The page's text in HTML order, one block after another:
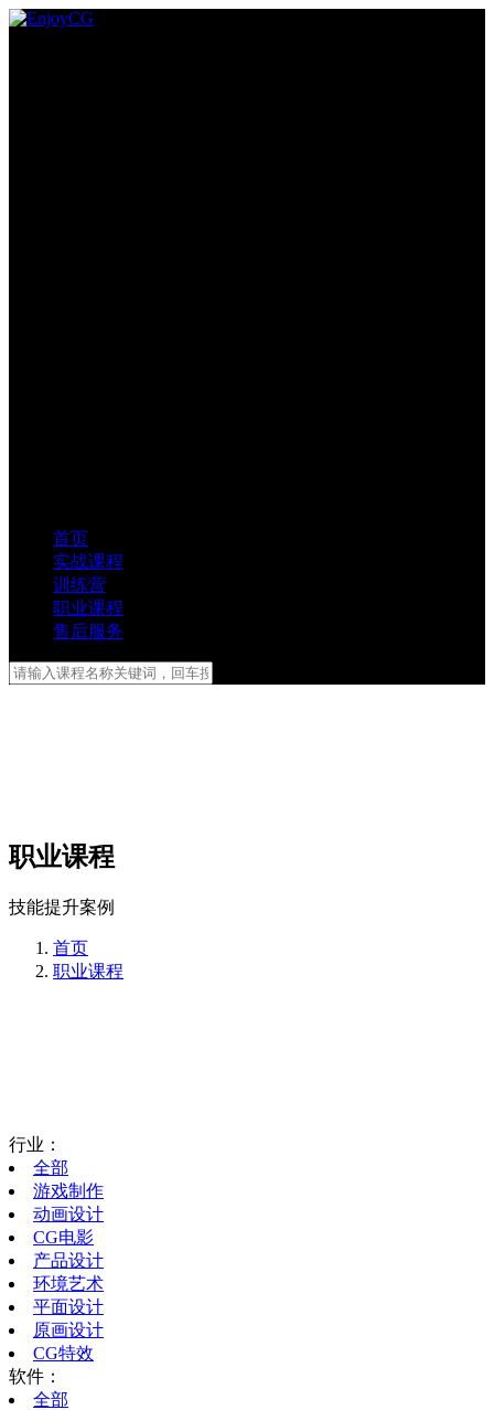
首页
实战课程
训练营
职业课程
售后服务
职业课程
技能提升案例
首页
职业课程
行业：
全部
游戏制作
动画设计
CG电影
产品设计
环境艺术
平面设计
原画设计
CG特效
软件：
全部